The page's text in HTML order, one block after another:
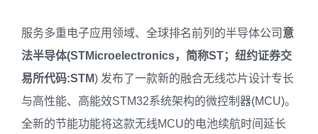
服务多重电子应用领域、全球排名前列的半导体公司 意
法半导体(STMicroelectronics， 简称ST； 纽约证券交
易所代码:STM) 发布了一款新的融合无线芯片设计专长
与高性能、高能效STM32系统架构的微控制器(MCU)。
全新的节能功能将这款无线MCU的电池续航时间延长